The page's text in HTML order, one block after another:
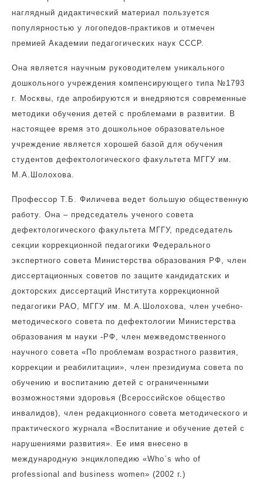
наглядный дидактический материал пользуется
популярностью у логопедов-практиков и отмечен
премией Академии педагогических наук СССР.
Она является научным руководителем уникального
дошкольного учреждения компенсирующего типа №1793
г. Москвы, где апробируются и внедряются современные
методики обучения детей с проблемами в развитии. В
настоящее время это дошкольное образовательное
учреждение является хорошей базой для обучения
студентов дефектологического факультета МГГУ им.
М.А.Шолохова.
Профессор Т.Б. Филичева ведет большую общественную
работу. Она – председатель ученого совета
дефектологического факультета МГГУ, председатель
секции коррекционной педагогики Федерального
экспертного совета Министерства образования РФ, член
диссертационных советов по защите кандидатских и
докторских диссертаций Института коррекционной
педагогики РАО, МГГУ им. М.А.Шолохова, член учебно-
методического совета по дефектологии Министерства
образования м науки -РФ, член межведомственного
научного совета «По проблемам возрастного развития,
коррекции и реабилитации», член президиума совета по
обучению и воспитанию детей с ограниченными
возможностями здоровья (Всероссийское общество
инвалидов), член редакционного совета методического и
практического журнала «Воспитание и обучение детей с
нарушениями развития». Ее имя внесено в
международную энциклопедию «Who`s who of
professional and business women» (2002 г.)